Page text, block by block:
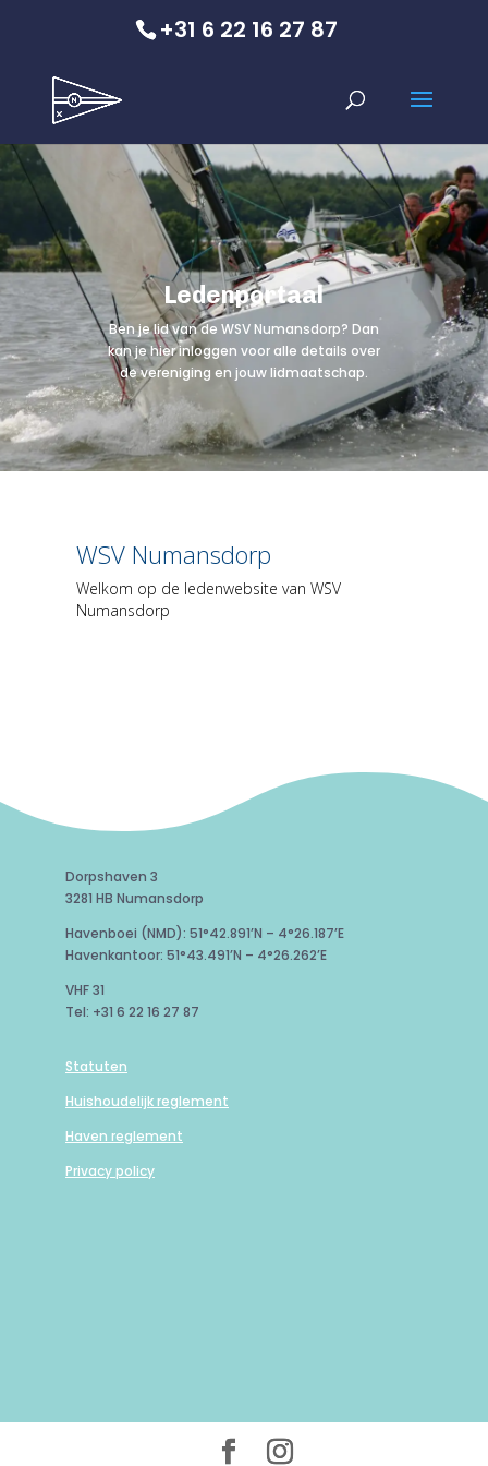
+31 6 22 16 27 87
Ledenportaal
Ben je lid van de WSV Numansdorp? Dan
kan je hier inloggen voor alle details over
de vereniging en jouw lidmaatschap.
Dorpshaven 3
3281 HB Numansdorp
Havenboei (NMD): 51°42.891’N – 4°26.187’E
Havenkantoor: 51°43.491’N – 4°26.262’E
VHF 31
Tel: +31 6 22 16 27 87
Statuten
Huishoudelijk reglement
Haven reglement
Privacy policy